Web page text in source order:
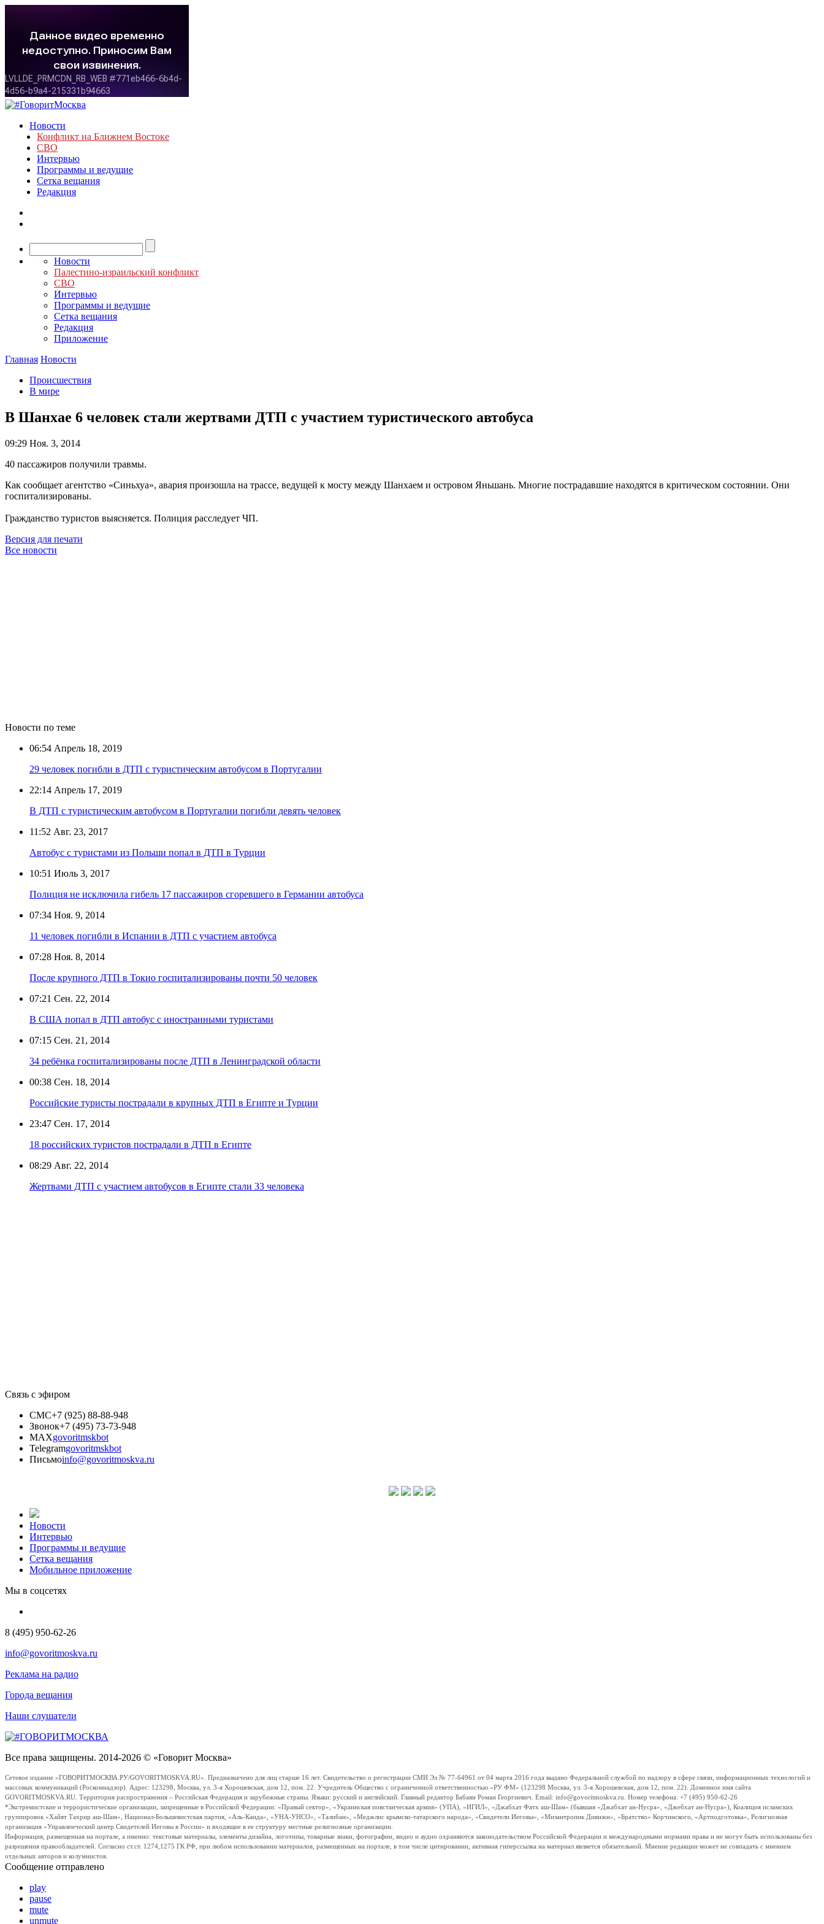
Новости
Конфликт на Ближнем Востоке
СВО
Интервью
Программы и ведущие
Сетка вещания
Редакция
Новости
Палестино-израильский конфликт
СВО
Интервью
Программы и ведущие
Сетка вещания
Редакция
Приложение
Главная Новости
Происшествия
В мире
В Шанхае 6 человек стали жертвами ДТП с участием туристического автобуса
09:29 Ноя. 3, 2014
40 пассажиров получили травмы.
Как сообщает агентство «Синьхуа», авария произошла на трассе, ведущей к мосту между Шанхаем и островом Яньшань. Многие пострадавшие находятся в критическом состоянии. Они
госпитализированы.
Гражданство туристов выясняется. Полиция расследует ЧП.
Версия для печати
Все новости
Новости по теме
06:54 Апрель 18, 2019
29 человек погибли в ДТП с туристическим автобусом в Португалии
22:14 Апрель 17, 2019
В ДТП с туристическим автобусом в Португалии погибли девять человек
11:52 Авг. 23, 2017
Автобус с туристами из Польши попал в ДТП в Турции
10:51 Июль 3, 2017
Полиция не исключила гибель 17 пассажиров сгоревшего в Германии автобуса
07:34 Ноя. 9, 2014
11 человек погибли в Испании в ДТП с участием автобуса
07:28 Ноя. 8, 2014
После крупного ДТП в Токио госпитализированы почти 50 человек
07:21 Сен. 22, 2014
В США попал в ДТП автобус с иностранными туристами
07:15 Сен. 21, 2014
34 ребёнка госпитализированы после ДТП в Ленинградской области
00:38 Сен. 18, 2014
Российские туристы пострадали в крупных ДТП в Египте и Турции
23:47 Сен. 17, 2014
18 российских туристов пострадали в ДТП в Египте
08:29 Авг. 22, 2014
Жертвами ДТП с участием автобусов в Египте стали 33 человека
Связь с эфиром
СМС+7 (925) 88-88-948
Звонок+7 (495) 73-73-948
MAXgovoritmskbot
Telegramgovoritmskbot
Письмоinfo@govoritmoskva.ru
Новости
Интервью
Программы и ведущие
Сетка вещания
Мобильное приложение
Мы в соцсетях
8 (495) 950-62-26
info@govoritmoskva.ru
Реклама на радио
Города вещания
Наши слушатели
Все права защищены. 2014-2026 © «Говорит Москва»
Сетевое издание «ГОВОРИТМОСКВА.РУ/GOVORITMOSKVA.RU». Предназначено для лиц старше 16 лет. Свидетельство о регистрации СМИ Эл № 77-64961 от 04 марта 2016 года выдано Федеральной службой по надзору в сфере связи, информационных технологий и
массовых коммуникаций (Роскомнадзор). Адрес: 123298, Москва, ул. 3-я Хорошевская, дом 12, пом. 22. Учредитель Общество с ограниченной ответственностью «РУ ФМ» (123298 Москва, ул. 3-я Хорошевская, дом 12, пом. 22). Доменное имя сайта
GOVORITMOSKVA.RU. Территория распространения – Российская Федерация и зарубежные страны. Языки: русский и английский. Главный редактор Бабаян Роман Георгиевич. Email: info@govoritmoskva.ru. Номер телефона: +7 (495) 950-62-26
*Экстремистские и террористические организации, запрещенные в Российской Федерации: «Правый сектор», «Украинская повстанческая армия» (УПА), «ИГИЛ», «Джабхат Фатх аш-Шам» (бывшая «Джабхат ан-Нусра», «Джебхат ан-Нусра»), Коалиция исламских
группировок «Хайят Тахрир аш-Шам», Национал-Большевистская партия, «Аль-Каида», «УНА-УНСО», «Талибан», «Меджлис крымско-татарского народа», «Свидетели Иеговы», «Мизантропик Дивижн», «Братство» Корчинского, «Артподготовка», Религиозная
организация «Управленческий центр Свидетелей Иеговы в России» и входящие в ее структуру местные религиозные организации.
Информация, размещенная на портале, а именно: текстовые материалы, элементы дизайна, логотипы, товарные знаки, фотографии, видео и аудио охраняются законодательством Российской Федерации и международными нормами права и не могут быть использованы без
разрешения правообладателей. Согласно ст.ст. 1274,1275 ГК РФ, при любом использовании материалов, размещенных на портале, в том числе цитировании, активная гиперссылка на материал является обязательной. Мнение редакции может не совпадать с мнением
отдельных авторов и колумнистов.
Сообщение отправлено
play
pause
mute
unmute